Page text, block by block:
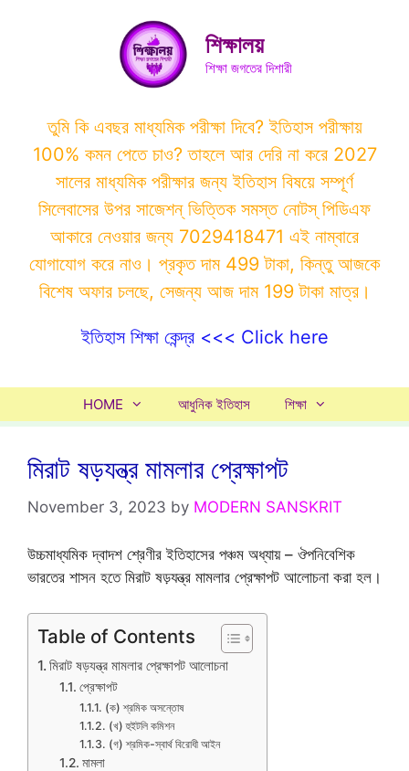
শিক্ষালয়
শিক্ষা জগতের দিশারী
তুমি কি এবছর মাধ্যমিক পরীক্ষা দিবে? ইতিহাস পরীক্ষায়
100% কমন পেতে চাও? তাহলে আর দেরি না করে 2027
সালের মাধ্যমিক পরীক্ষার জন্য ইতিহাস বিষয়ে সম্পূর্ণ
সিলেবাসের উপর সাজেশন্ ভিত্তিক সমস্ত নোটস্ পিডিএফ
আকারে নেওয়ার জন্য 7029418471 এই নাম্বারে
যোগাযোগ করে নাও। প্রকৃত দাম 499 টাকা, কিন্তু আজকে
বিশেষ অফার চলছে, সেজন্য আজ দাম 199 টাকা মাত্র।
ইতিহাস শিক্ষা কেন্দ্র <<< Click here
HOME আধুনিক ইতিহাস শিক্ষা
মিরাট ষড়যন্ত্র মামলার প্রেক্ষাপট
November 3, 2023 by MODERN SANSKRIT
উচ্চমাধ্যমিক দ্বাদশ শ্রেণীর ইতিহাসের পঞ্চম অধ্যায় – ঔপনিবেশিক
ভারতের শাসন হতে মিরাট ষড়যন্ত্র মামলার প্রেক্ষাপট আলোচনা করা হল।
Table of Contents
মিরাট ষড়যন্ত্র মামলার প্রেক্ষাপট আলোচনা
প্রেক্ষাপট
(ক) শ্রমিক অসন্তোষ
(খ) হুইটলি কমিশন
(গ) শ্রমিক-স্বার্থ বিরোধী আইন
মামলা